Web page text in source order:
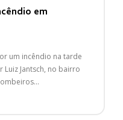
em
um incêndio na tarde
Luiz Jantsch, no bairro
Paverama. Os Bombeiros...